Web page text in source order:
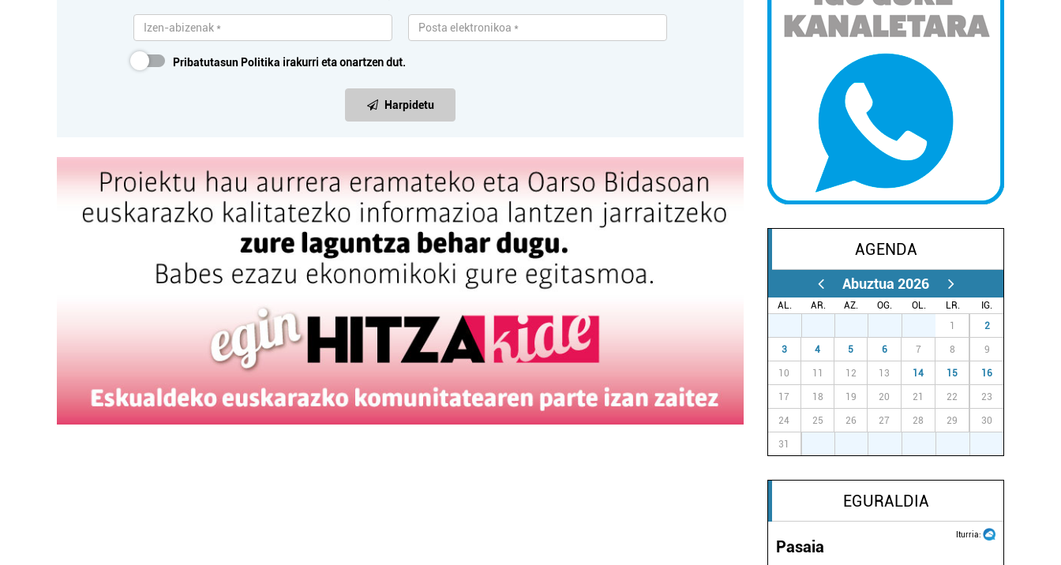
Pribatutasun Politika irakurri eta onartzen dut.
Harpidetu
AGENDA
Abuztua 2026
AL. AR. AZ. OG. OL. LR.
IG.
1 2
3 4 5 6 7 8 9
10 11 12 13 14 15 16
17 18 19 20 21 22 23
24 25 26 27 28 29 30
31
EGURALDIA
Iturria:
Pasaia